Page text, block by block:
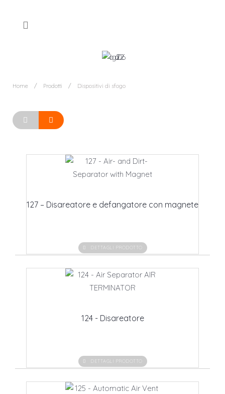
Home Prodotti Dispositivi di sfogo
127 – Disareatore e defangatore con magnete
DETTAGLI PRODOTTO
124 - Disareatore
DETTAGLI PRODOTTO